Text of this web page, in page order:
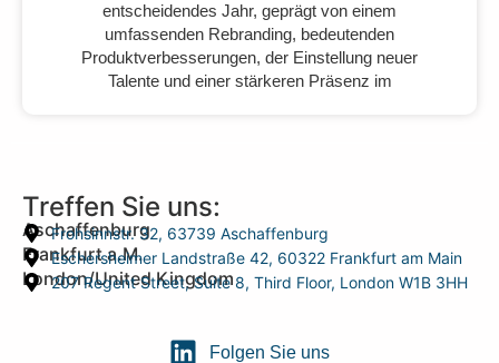
entscheidendes Jahr, geprägt von einem
umfassenden Rebranding, bedeutenden
Produktverbesserungen, der Einstellung neuer
Talente und einer stärkeren Präsenz im
Treffen Sie uns:
Aschaffenburg
Frohsinnstr. 32, 63739 Aschaffenburg
Frankfurt a.M.
Eschersheimer Landstraße 42, 60322 Frankfurt am Main
London/United Kingdom
207 Regent Street, Suite 8, Third Floor, London W1B 3HH
Folgen Sie uns